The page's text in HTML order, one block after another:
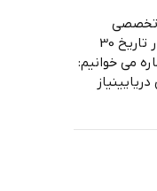
تخصصی
حوزه دریایی و بندری « بایندر » در تاریخ 30
می خوانیم: